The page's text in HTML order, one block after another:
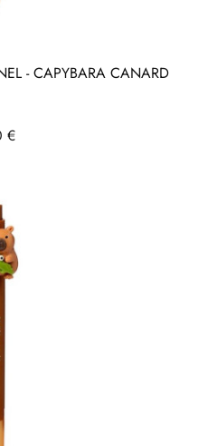
- CAPYBARA CANARD
€